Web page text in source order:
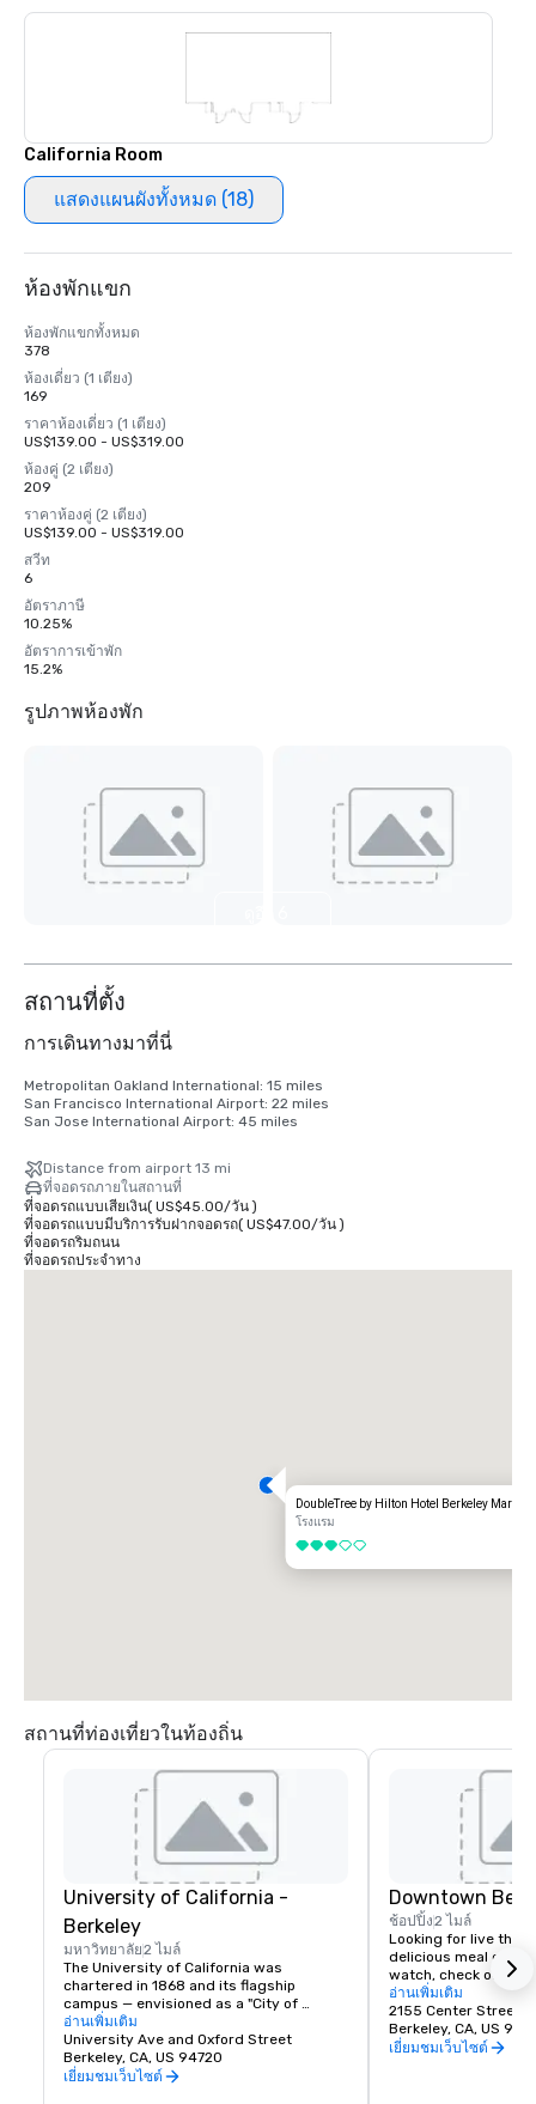
California Room
แสดงแผนผังทั้งหมด (18)
ห้องพักแขก
ห้องพักแขกทั้งหมด
378
ห้องเดี่ยว (1 เตียง)
169
ราคาห้องเดี่ยว (1 เตียง)
US$139.00 - US$319.00
ห้องคู่ (2 เตียง)
209
ราคาห้องคู่ (2 เตียง)
US$139.00 - US$319.00
สวีท
6
อัตราภาษี
10.25%
อัตราการเข้าพัก
15.2%
รูปภาพห้องพัก
สถานที่ตั้ง
การเดินทางมาที่นี่
Metropolitan Oakland International: 15 miles
San Francisco International Airport: 22 miles
San Jose International Airport: 45 miles
Distance from airport 13 mi
ที่จอดรถภายในสถานที่
ที่จอดรถแบบเสียเงิน( US$45.00/วัน)
ที่จอดรถแบบมีบริการรับฝากจอดรถ( US$47.00/วัน)
ที่จอดรถริมถนน
ที่จอดรถประจำทาง
DoubleTree by Hilton Hotel Berkeley Marina
โรงแรม
3 จาก 5
สถานที่ท่องเที่ยวในท้องถิ่น
University of California -
Berkeley
มหาวิทยาลัย2 ไมล์
The University of California was
chartered in 1868 and its flagship
campus — envisioned as a "City of
Learning" — was established at Berkeley,
on San Francisco Bay. Today the world's
premier public university and a
wellspring of innovation, UC Berkeley
อ่านเพิ่มเติม
University Ave and Oxford Street
Berkeley, CA, US 94720
เยี่ยมชมเว็บไซต์
Downtown
ช้อปปิ้ง2 ไมล์
Looking for live
delicious meal or a
watch, check out
Berkeley is a city of
great discoveries,
for the culture, stay
depart with their
อ่านเพิ่มเติม
2155 Center Street
Berkeley, CA, US
เยี่ยมชมเว็บไซต์